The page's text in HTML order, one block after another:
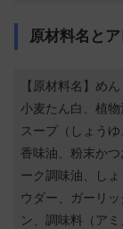
原材料名と
【原材料名】め
小麦たん白、植
スープ（しょう
香味油、粉末か
ーク調味油、し
ウダー、ガーリ
ン、調味料（ア